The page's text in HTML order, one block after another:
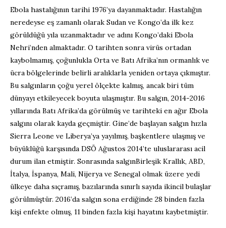
Ebola hastalığının tarihi 1976’ya dayanmaktadır. Hastalığın
neredeyse eş zamanlı olarak Sudan ve Kongo’da ilk kez
görüldüğü yıla uzanmaktadır ve adını Kongo’daki Ebola
Nehri’nden almaktadır. O tarihten sonra virüs ortadan
kaybolmamış, çoğunlukla Orta ve Batı Afrika’nın ormanlık ve
ücra bölgelerinde belirli aralıklarla yeniden ortaya çıkmıştır.
Bu salgınların çoğu yerel ölçekte kalmış, ancak biri tüm
dünyayı etkileyecek boyuta ulaşmıştır. Bu salgın, 2014-2016
yıllarında Batı Afrika’da görülmüş ve tarihteki en ağır Ebola
salgını olarak kayda geçmiştir. Gine’de başlayan salgın hızla
Sierra Leone ve Liberya’ya yayılmış, başkentlere ulaşmış ve
büyüklüğü karşısında DSÖ Ağustos 2014’te uluslararası acil
durum ilan etmiştir. Sonrasında salgınBirleşik Krallık, ABD,
İtalya, İspanya, Mali, Nijerya ve Senegal olmak üzere yedi
ülkeye daha sıçramış, bazılarında sınırlı sayıda ikincil bulaşlar
görülmüştür. 2016’da salgın sona erdiğinde 28 binden fazla
kişi enfekte olmuş, 11 binden fazla kişi hayatını kaybetmiştir.